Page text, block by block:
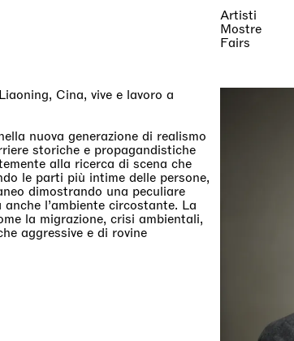
Artisti
Mostre
Fairs
Cina, vive e lavoro a
nuova generazione di realismo
storiche e propagandistiche
alla ricerca di scena che
le parti più intime delle persone,
dimostrando una peculiare
l’ambiente circostante. La
la migrazione, crisi ambientali,
aggressive e di rovine